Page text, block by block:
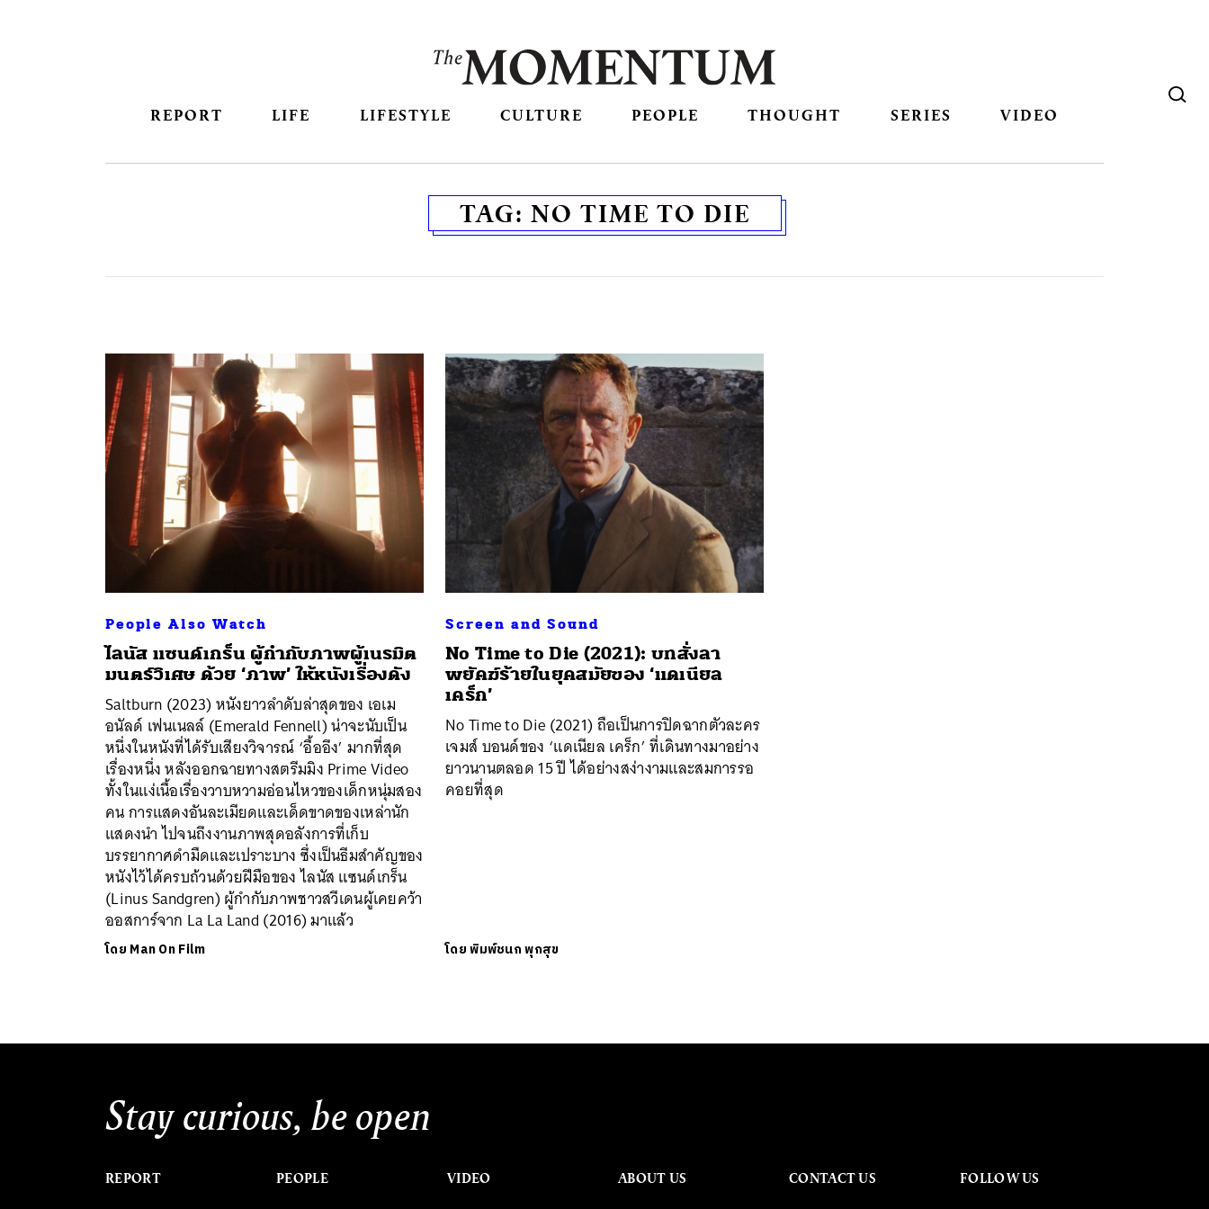
REPORT LIFE LIFESTYLE CULTURE PEOPLE THOUGHT SERIES VIDEO
TAG: NO TIME TO DIE
People Also Watch
ไลนัส แซนด์เกร็น ผู้กำกับภาพผู้เนรมิต
มนตร์วิเศษ ด้วย ‘ภาพ’ ให้หนังเรื่องดัง
Saltburn (2023) หนังยาวลำดับล่าสุดของ เอเม
อนัลด์ เฟนเนลล์ (Emerald Fennell) น่าจะนับเป็น
หนึ่งในหนังที่ได้รับเสียงวิจารณ์ ‘อื้ออึง’ มากที่สุด
เรื่องหนึ่ง หลังออกฉายทางสตรีมมิง Prime Video
ทั้งในแง่เนื้อเรื่องวาบหวามอ่อนไหวของเด็กหนุ่มสอง
คน การแสดงอันละเมียดและเด็ดขาดของเหล่านัก
แสดงนำ ไปจนถึงงานภาพสุดอลังการที่เก็บ
บรรยากาศดำมืดและเปราะบาง ซึ่งเป็นธีมสำคัญของ
หนังไว้ได้ครบถ้วนด้วยฝีมือของ ไลนัส แซนด์เกร็น
(Linus Sandgren) ผู้กำกับภาพชาวสวีเดนผู้เคยคว้า
ออสการ์จาก La La Land (2016) มาแล้ว
โดย Man On Film
Screen and Sound
No Time to Die (2021): บทสั่งลา
พยัคฆ์ร้ายในยุคสมัยของ ‘แดเนียล
เคร็ก’
No Time to Die (2021) ถือเป็นการปิดฉากตัวละคร
เจมส์ บอนด์ของ ‘แดเนียล เคร็ก’ ที่เดินทางมาอย่าง
ยาวนานตลอด 15 ปี ได้อย่างสง่างามและสมการรอ
คอยที่สุด
โดยพิมพ์ชนก พุกสุข
Stay curious, be open
REPORT PEOPLE VIDEO ABOUT US CONTACT US FOLLOW US
ค้นหา
SHARE TWEET LINE EMAIL